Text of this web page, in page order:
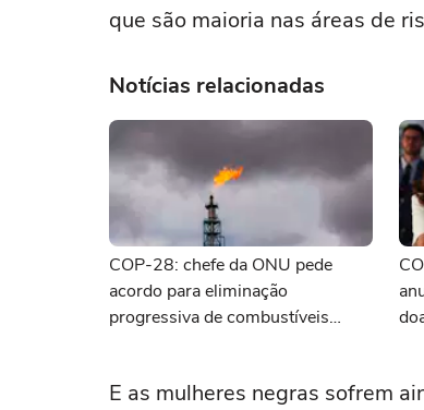
que são maioria nas áreas de
Notícias relacionadas
COP-28: chefe da ONU pede
acordo para eliminação
progressiva de combustíveis
E as mulheres negras sofrem